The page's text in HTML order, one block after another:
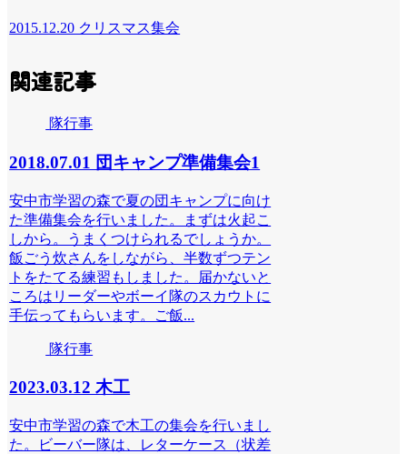
2015.12.20 クリスマス集会
関連記事
隊行事
2018.07.01 団キャンプ準備集会1
安中市学習の森で夏の団キャンプに向け
た準備集会を行いました。まずは火起こ
しから。うまくつけられるでしょうか。
飯ごう炊さんをしながら、半数ずつテン
トをたてる練習もしました。届かないと
ころはリーダーやボーイ隊のスカウトに
手伝ってもらいます。ご飯...
隊行事
2023.03.12 木工
安中市学習の森で木工の集会を行いまし
た。ビーバー隊は、レターケース（状差